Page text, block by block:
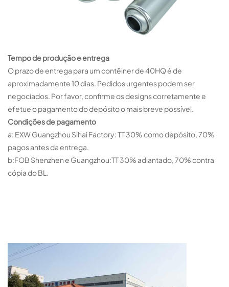
Tempo de produção e entrega
O prazo de entrega para um contêiner de 40HQ é de
aproximadamente 10 dias. Pedidos urgentes podem ser
negociados. Por favor, confirme os designs corretamente e
efetue o pagamento do depósito o mais breve possível.
Condições de pagamento
a: EXW Guangzhou Sihai Factory: TT 30% como depósito, 70%
pagos antes da entrega.
b:FOB Shenzhen e Guangzhou:TT 30% adiantado, 70% contra
cópia do BL.